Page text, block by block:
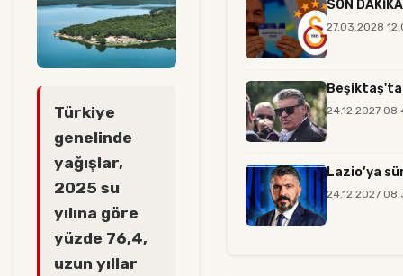
Türkiye
genelinde
yağışlar,
2025 su
yılına göre
yüzde 76,4,
uzun yıllar
SON
27.03.2028
Beşiktaş'ta
24.12.2027
Lazio’ya
24.12.2027